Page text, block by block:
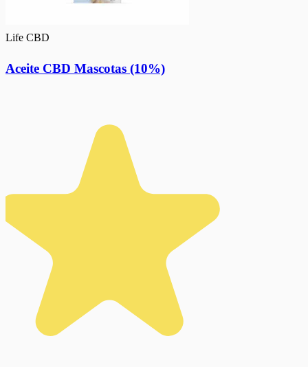
Life CBD
Aceite CBD Mascotas (10%)